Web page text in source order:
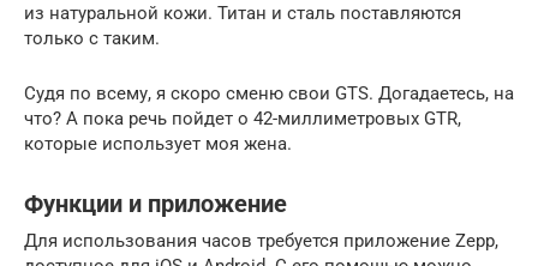
из натуральной кожи. Титан и сталь поставляются
только с таким.
Судя по всему, я скоро сменю свои GTS. Догадаетесь, на
что? А пока речь пойдет о 42-миллиметровых GTR,
которые использует моя жена.
Функции и приложение
Для использования часов требуется приложение Zepp,